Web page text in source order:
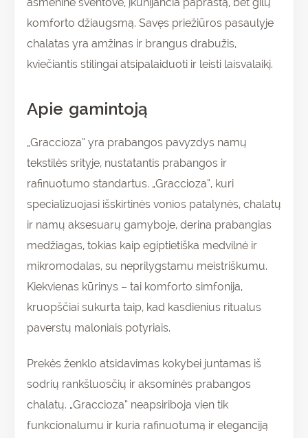
komforto džiaugsmą. Savęs priežiūros pasaulyje
chalatas yra amžinas ir brangus drabužis,
kviečiantis stilingai atsipalaiduoti ir leisti laisvalaikį.
Apie gamintoją
„Graccioza” yra prabangos pavyzdys namų
tekstilės srityje, nustatantis prabangos ir
rafinuotumo standartus. „Graccioza”, kuri
specializuojasi išskirtinės vonios patalynės, chalatų
ir namų aksesuarų gamyboje, derina prabangias
medžiagas, tokias kaip egiptietiška medvilnė ir
mikromodalas, su neprilygstamu meistriškumu.
Kiekvienas kūrinys – tai komforto simfonija,
kruopščiai sukurta taip, kad kasdienius ritualus
paverstų maloniais potyriais.
Prekės ženklo atsidavimas kokybei juntamas iš
sodrių rankšluosčių ir aksominės prabangos
chalatų. „Graccioza” neapsiriboja vien tik
funkcionalumu ir kuria rafinuotumą ir eleganciją